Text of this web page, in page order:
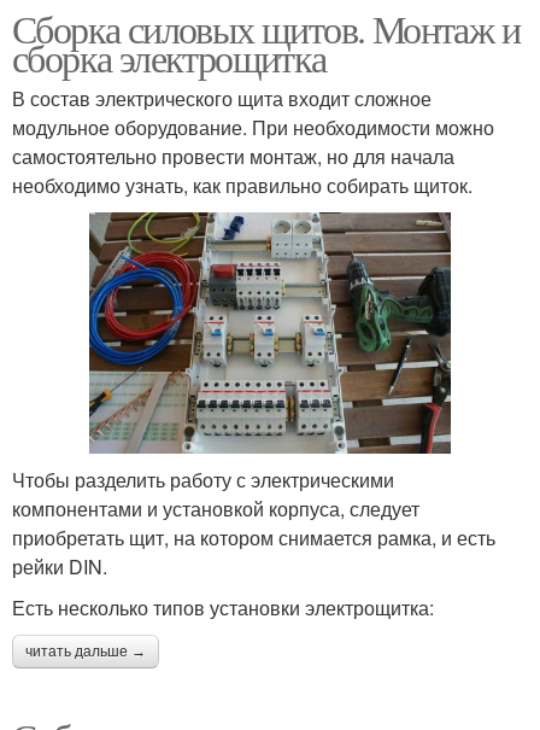
Сборка силовых щитов. Монтаж и
сборка электрощитка
В состав электрического щита входит сложное
модульное оборудование. При необходимости можно
самостоятельно провести монтаж, но для начала
необходимо узнать, как правильно собирать щиток.
Чтобы разделить работу с электрическими
компонентами и установкой корпуса, следует
приобретать щит, на котором снимается рамка, и есть
рейки DIN.
Есть несколько типов установки электрощитка:
читать дальше →